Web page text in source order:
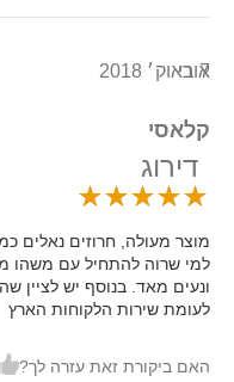
אורי
7 באוק׳ 2018
קלאסי
דירוג
מוצר מעולה, חרוזים נאלים
למי שרוה להתחיל עם משהו
ונעים מאד. בנוסף יש לציין
לעומת שירות הלקוחות הארץ
האם ביקורת זאת עזרה לך?